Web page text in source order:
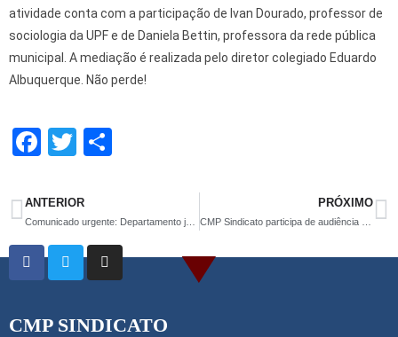
atividade conta com a participação de Ivan Dourado, professor de
sociologia da UPF e de Daniela Bettin, professora da rede pública
municipal. A mediação é realizada pelo diretor colegiado Eduardo
Albuquerque. Não perde!
F
ce
b
o
o
k
T
tt
er e
ANTERIOR PRÓXIMO
CMP SINDICATO